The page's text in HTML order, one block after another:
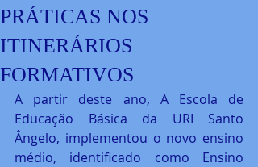
PRÁTICAS NOS
ITINERÁRIOS
FORMATIVOS
A partir deste ano, A Escola de
Educação Básica da URI Santo
Ângelo, implementou o novo ensino
médio, identificado como Ensino